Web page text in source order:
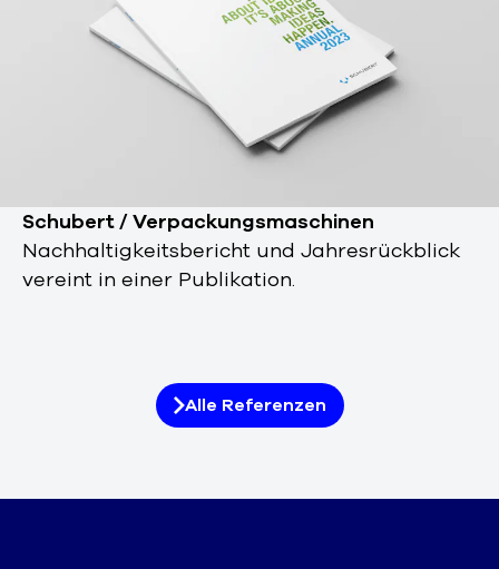
Schubert / Verpackungsmaschinen
Nachhaltigkeitsbericht und Jahresrückblick
vereint in einer Publikation.
Alle Referenzen